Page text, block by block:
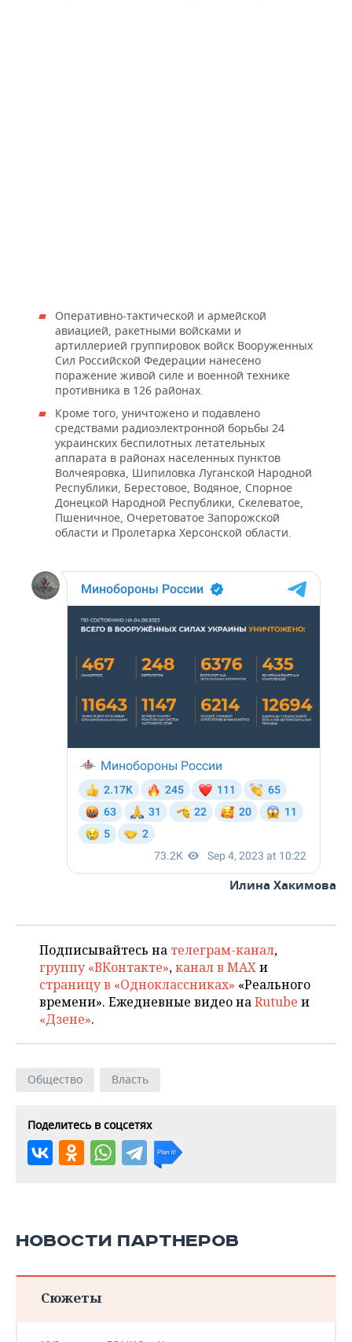
Оперативно-тактической и армейской
авиацией, ракетными войсками и
артиллерией группировок войск Вооруженных
Сил Российской Федерации нанесено
поражение живой силе и военной технике
противника в 126 районах.
Кроме того, уничтожено и подавлено
средствами радиоэлектронной борьбы 24
украинских беспилотных летательных
аппарата в районах населенных пунктов
Волчеяровка, Шипиловка Луганской Народной
Республики, Берестовое, Водяное, Спорное
Донецкой Народной Республики, Скелеватое,
Пшеничное, Очеретоватое Запорожской
области и Пролетарка Херсонской области.
Илина Хакимова
Подписывайтесь на телеграм-канал,
группу «ВКонтакте»,канал в MAXи
страницу в «Одноклассниках» «Реального
времени». Ежедневные видео наRutube и
«Дзене».
Общество Власть
Поделитесь в соцсетях
НОВОСТИ ПАРТНЕРОВ
Сюжеты